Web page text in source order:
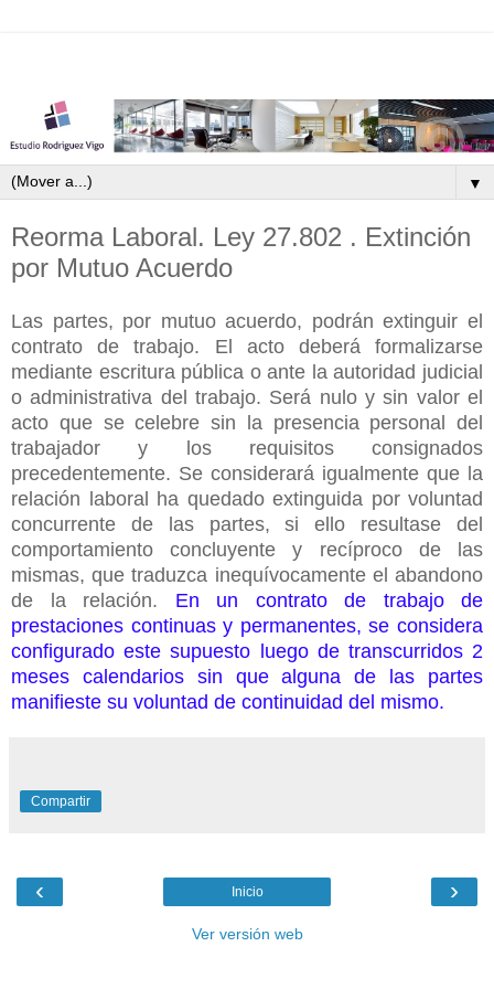
▼
Reorma Laboral. Ley 27.802 . Extinción
por Mutuo Acuerdo
Las partes, por mutuo acuerdo, podrán extinguir el
contrato de trabajo. El acto deberá formalizarse
mediante escritura pública o ante la autoridad judicial
o administrativa del trabajo. Será nulo y sin valor el
acto que se celebre sin la presencia personal del
trabajador y los requisitos consignados
precedentemente. Se considerará igualmente que la
relación laboral ha quedado extinguida por voluntad
concurrente de las partes, si ello resultase del
comportamiento concluyente y recíproco de las
mismas, que traduzca inequívocamente el abandono
de la relación. En un contrato de trabajo de
prestaciones continuas y permanentes, se considera
configurado este supuesto luego de transcurridos 2
meses calendarios sin que alguna de las partes
manifieste su voluntad de continuidad del mismo.
Compartir
‹ ›
Inicio
Ver versión web